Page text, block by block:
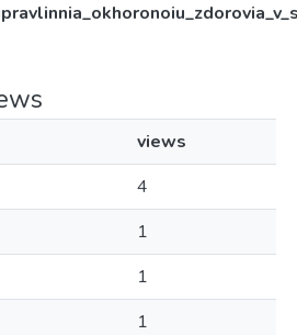
views
4
1
1
1